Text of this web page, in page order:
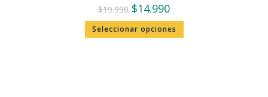
$19.990 $14.990
Seleccionar opciones